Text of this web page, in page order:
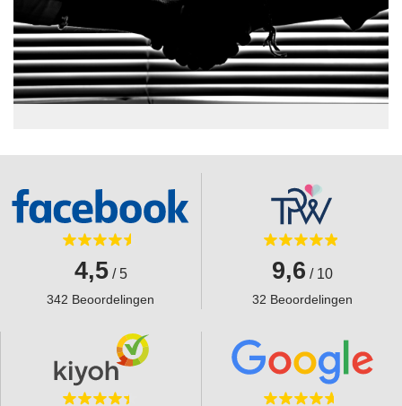
4,5 / 5
342 Beoordelingen
9,6 / 10
32 Beoordelingen